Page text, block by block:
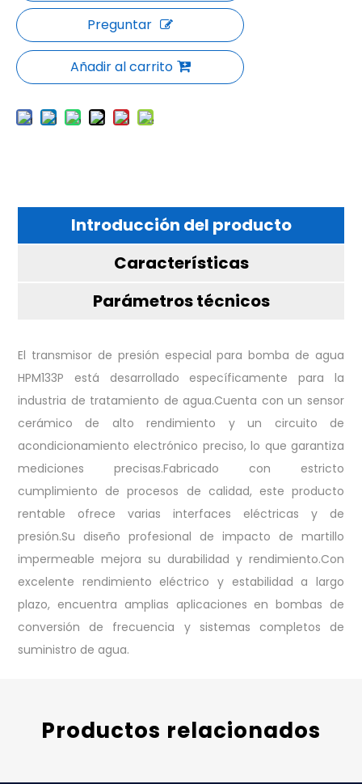
Preguntar
Añadir al carrito
Introducción del producto
Características
Parámetros técnicos
El transmisor de presión especial para bomba de agua
HPM133P está desarrollado específicamente para la
industria de tratamiento de agua.Cuenta con un sensor
cerámico de alto rendimiento y un circuito de
acondicionamiento electrónico preciso, lo que garantiza
mediciones precisas.Fabricado con estricto
cumplimiento de procesos de calidad, este producto
rentable ofrece varias interfaces eléctricas y de
presión.Su diseño profesional de impacto de martillo
impermeable mejora su durabilidad y rendimiento.Con
excelente rendimiento eléctrico y estabilidad a largo
plazo, encuentra amplias aplicaciones en bombas de
conversión de frecuencia y sistemas completos de
suministro de agua.
Productos relacionados